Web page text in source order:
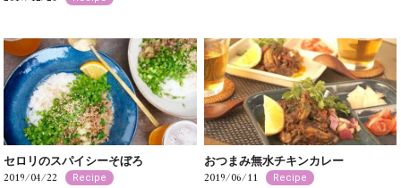
セロリのスパイシーそぼろ
2019/04/22 Recipe
おつまみ無水チキンカレー
2019/06/11 Recipe